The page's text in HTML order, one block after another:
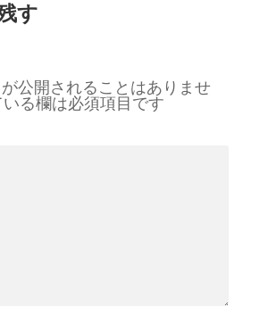
す
公開されることはありませ
る欄は必須項目です